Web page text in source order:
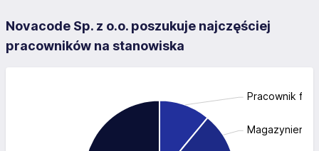
Novacode Sp. z o.o. poszukuje najczęściej
pracowników na stanowiska
Pracownik
Magazynier: